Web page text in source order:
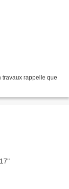
travaux rappelle que